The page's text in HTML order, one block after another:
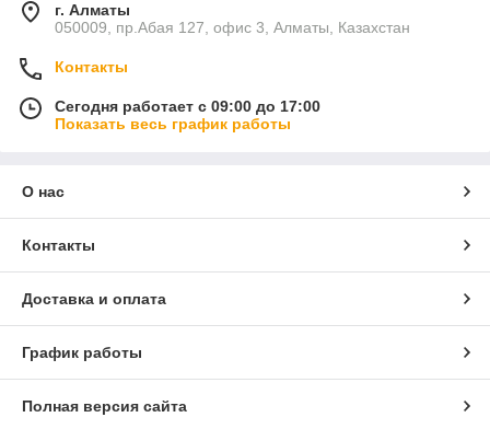
г. Алматы
050009, пр.Абая 127, офис 3, Алматы, Казахстан
Контакты
Сегодня работает с 09:00 до 17:00
Показать весь график работы
О нас
Контакты
Доставка и оплата
График работы
Полная версия сайта